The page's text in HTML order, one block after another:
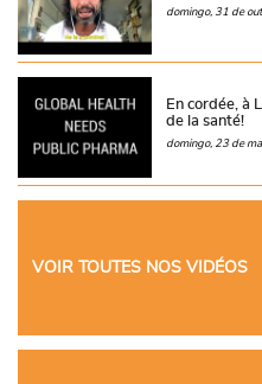
domingo, 31 de
En cordée, à
de la santé!
domingo, 23 de
VOIR TOUTES NOS VIDÉOS